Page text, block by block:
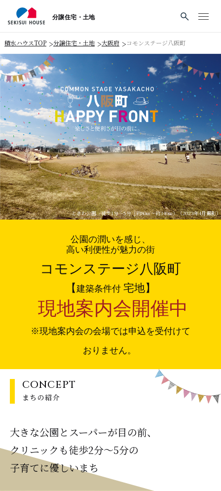
分譲住宅・土地
積水ハウスTOP >分譲住宅・土地 >大阪府 >コモンステージ八阪町
ときわ公園 徒歩1分～5分（約80m～約340m）（2023年4月撮影）
公園の潤いを感じ、
高い利便性が魅力の街
コモンステージ八阪町
【建築条件付 宅地】
現地案内会開催中
※現地案内会の会場では申込を受付けて
おりません。
CONCEPT
まちの紹介
大きな公園とスーパーが目の前、
クリニックも徒歩2分～5分の
子育てに優しいまち